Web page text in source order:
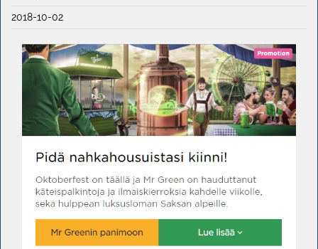
2018-10-02